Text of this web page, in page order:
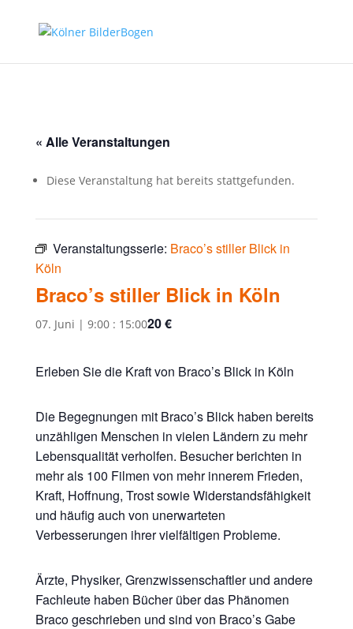
« Alle Veranstaltungen
Diese Veranstaltung hat bereits stattgefunden.
Veranstaltungsserie: Braco’s stiller Blick in
Köln
Braco’s stiller Blick in Köln
07. Juni | 9:00: 15:0020 €
Erleben Sie die Kraft von Braco’s Blick in Köln
Die Begegnungen mit Braco’s Blick haben bereits
unzähligen Menschen in vielen Ländern zu mehr
Lebensqualität verholfen. Besucher berichten in
mehr als 100 Filmen von mehr innerem Frieden,
Kraft, Hoffnung, Trost sowie Widerstandsfähigkeit
und häufig auch von unerwarteten
Verbesserungen ihrer vielfältigen Probleme.
Ärzte, Physiker, Grenzwissenschaftler und andere
Fachleute haben Bücher über das Phänomen
Braco geschrieben und sind von Braco’s Gabe